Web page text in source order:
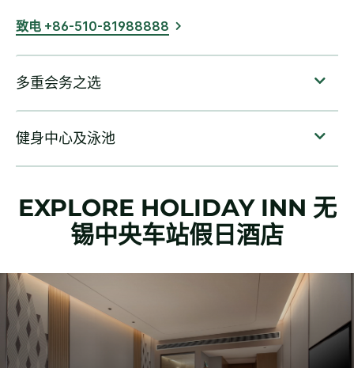
致电 +86-510-81988888
EXPLORE HOLIDAY INN 无
锡中央车站假日酒店